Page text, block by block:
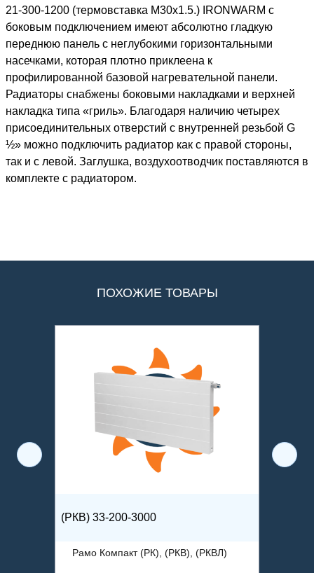
21-300-1200 (термовставка М30х1.5.) IRONWARM с
боковым подключением имеют абсолютно гладкую
переднюю панель с неглубокими горизонтальными
насечками, которая плотно приклеена к
профилированной базовой нагревательной панели.
Радиаторы снабжены боковыми накладками и верхней
накладка типа «гриль». Благодаря наличию четырех
присоединительных отверстий с внутренней резьбой G
½» можно подключить радиатор как с правой стороны,
так и с левой. Заглушка, воздухоотводчик поставляются в
комплекте с радиатором.
ПОХОЖИЕ ТОВАРЫ
(РКВ) 33-200-3000
Рамо Компакт (РК), (РКВ), (РКВЛ)